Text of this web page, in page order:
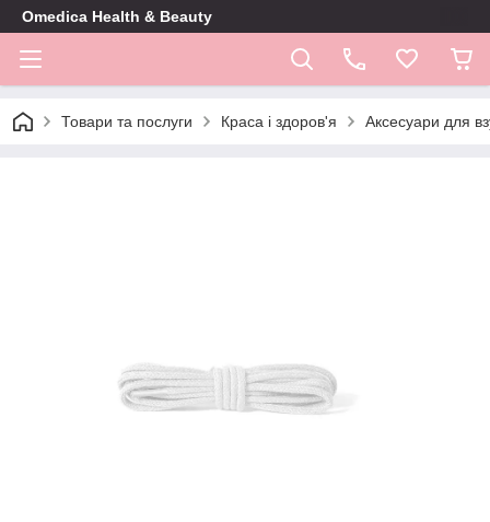
Omedica Health & Beauty
Товари та послуги Краса і здоров'я Аксесуари для